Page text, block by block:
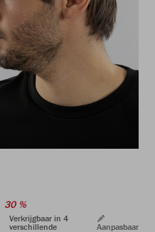
30 %
Verkrijgbaar in 4
verschillende
Aanpasbaar